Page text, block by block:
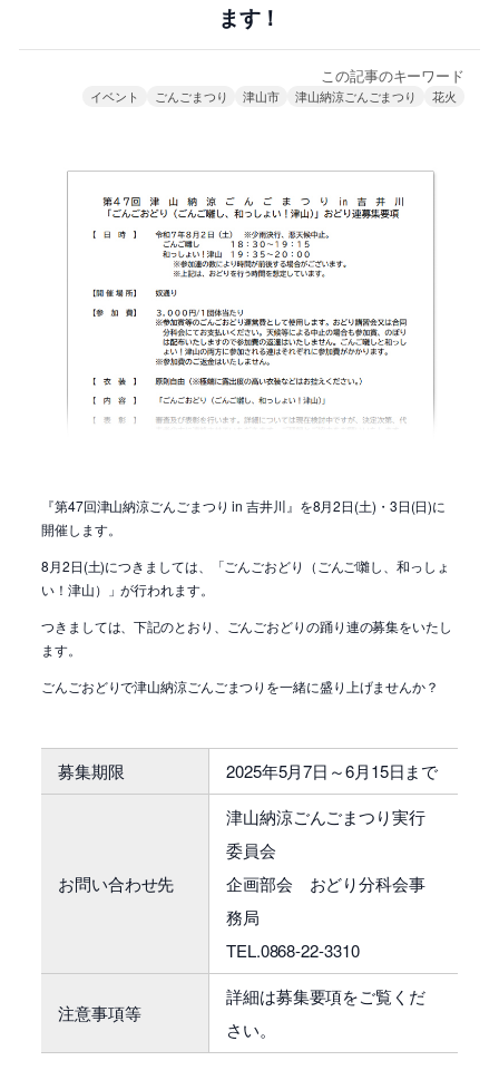
ます！
この記事のキーワード
イベント ごんごまつり 津山市 津山納涼ごんごまつり 花火
『第47回津山納涼ごんごまつり in 吉井川』を8月2日(土)・3日(日)に
開催します。
8月2日(土)につきましては、「ごんごおどり（ごんご囃し、和っしょ
い！津山）」が行われます。
つきましては、下記のとおり、ごんごおどりの踊り連の募集をいたし
ます。
ごんごおどりで津山納涼ごんごまつりを一緒に盛り上げませんか？
募集期限 2025年5月7日～6月15日まで
お問い合わせ先
津山納涼ごんごまつり実行
委員会
企画部会 おどり分科会事
務局
TEL.0868-22-3310
注意事項等
詳細は募集要項をご覧くだ
さい。